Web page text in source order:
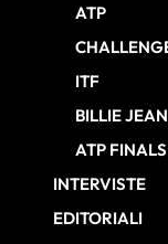
ATP
ITF
BILLIE
ATP FINALS
INTERVISTE
EDITORIALI